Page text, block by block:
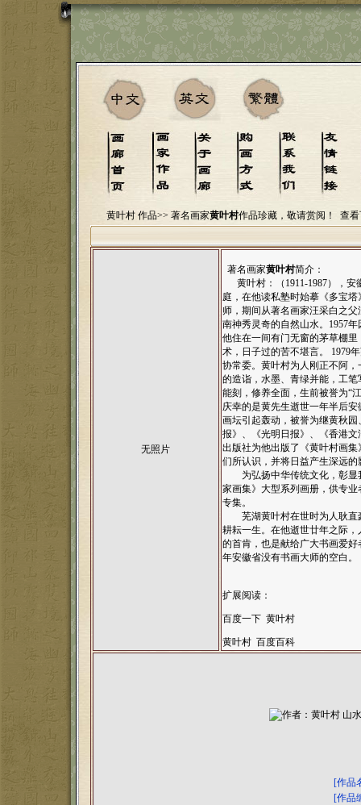
黄叶村 作品>> 著名画家黄叶村作品珍藏，敬请赏阅！ 查
无照片
著名画家黄叶村简介：
黄叶村：（1911-1987），安
庭，在他读私塾时始摹《多宝
师，期间从著名画家汪采白之
南神秀灵奇的自然山水。1957
他住在一间有门无窗的茅草棚
术，日子过的苦不堪言。 1979
协常委。黄叶村为人刚正不阿
的造诣，水墨、青绿并能，工
能刻，修养全面，生前被誉为“
庆幸的是黄先生逝世一年半后
画坛引起轰动，被誉为继黄秋
报》、《光明日报》、《香港
出版社为他出版了《黄叶村画
们所认识，并将日益产生深远
为弘扬中华传统文化，彰显
家画集》大型系列画册，供专
专集。
芜湖黄叶村在世时为人耿直
耕耘一生。在他逝世廿年之际
的首肯，也是献给广大书画爱
年安徽省没有书画大师的空白。
扩展阅读：
百度一下 黄叶村
黄叶村 百度百科
[作品
[作品